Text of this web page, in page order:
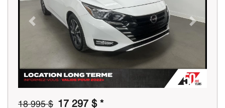
Previous Next
18 995 $ 17 297 $ *